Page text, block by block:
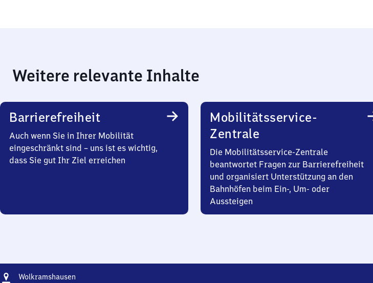
Weitere relevante Inhalte
Barrierefreiheit
Auch wenn Sie in Ihrer Mobilität
eingeschränkt sind – uns ist es wichtig,
dass Sie gut Ihr Ziel erreichen
Mobilitätsservice-
Zentrale
Die Mobilitätsservice-Zentrale
beantwortet Fragen zur Barrierefreiheit
und organisiert Unterstützung an den
Bahnhöfen beim Ein-, Um- oder
Aussteigen
Adresse
Wolkramshausen